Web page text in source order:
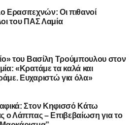
επίσης από μία γεμάτη χρονιά
Λαμία. Στο παρελθόν
ενώ πέρασε και από ομάδες
όπως οι Nocerina, S. Maria
ξεκινήσει την
από τον Απόλλωνα Σμύρνης.
οικογένεια του Σαρωνικού και
επιτυχίες.»
στοGoogle Newsγια να
Ερασιτεχνών: Οι πιθανοί
του ΠΑΣ Λαμία
του Βασίλη Τρούμπουλου στον
«Κρατάμε τα καλά και
Ευχαριστώ για όλα»
Στον Κηφισσό Κάτω
ο Λάππας – Επιβεβαίωση για το